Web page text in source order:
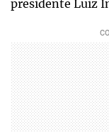
presidente Luiz